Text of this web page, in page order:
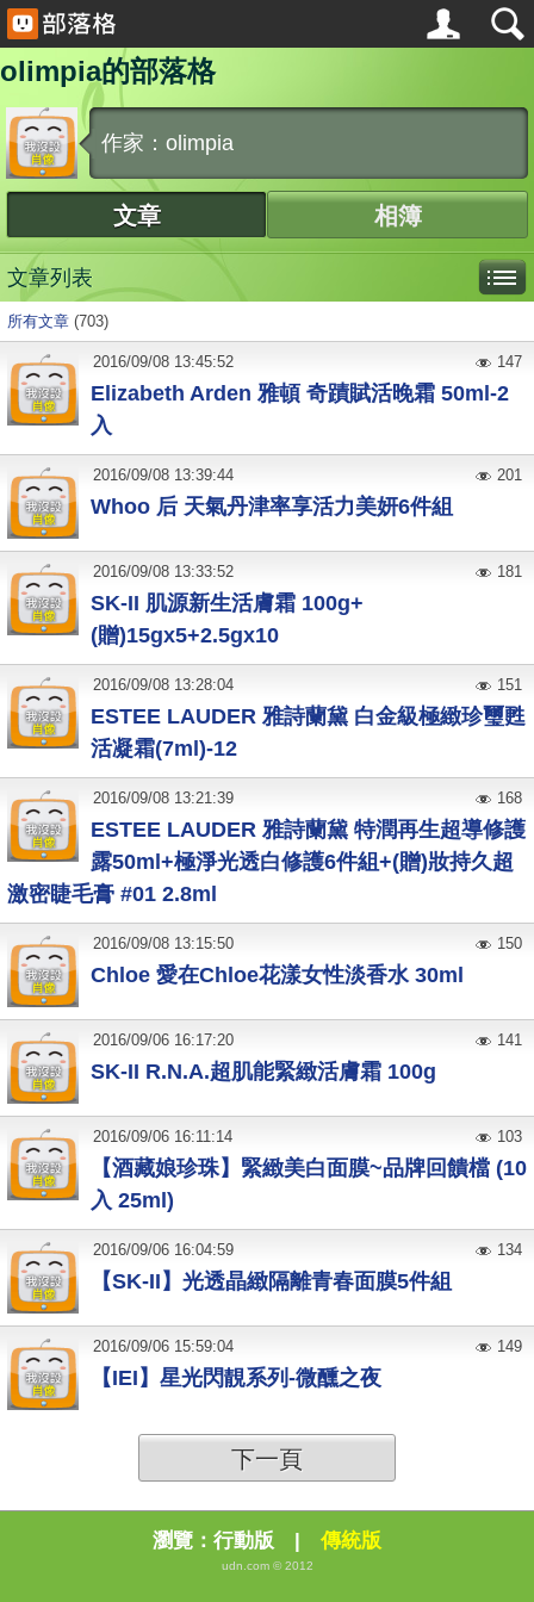
olimpia的部落格
作家：olimpia
文章 相簿
文章列表
所有文章 (703)
Elizabeth Arden 雅頓 奇蹟賦活晚霜 50ml-2
入
2016/09/08 13:45:52 147
Whoo 后 天氣丹津率享活力美妍6件組
2016/09/08 13:39:44 201
SK-II 肌源新生活膚霜 100g+
(贈)15gx5+2.5gx10
2016/09/08 13:33:52 181
ESTEE LAUDER 雅詩蘭黛 白金級極緻珍璽甦
活凝霜(7ml)-12
2016/09/08 13:28:04 151
ESTEE LAUDER 雅詩蘭黛 特潤再生超導修護
露50ml+極淨光透白修護6件組+(贈)妝持久超
激密睫毛膏 #01 2.8ml
2016/09/08 13:21:39 168
Chloe 愛在Chloe花漾女性淡香水 30ml
2016/09/08 13:15:50 150
SK-II R.N.A.超肌能緊緻活膚霜 100g
2016/09/06 16:17:20 141
【酒藏娘珍珠】緊緻美白面膜~品牌回饋檔 (10
入 25ml)
2016/09/06 16:11:14 103
【SK-II】光透晶緻隔離青春面膜5件組
2016/09/06 16:04:59 134
【IEI】星光閃靚系列-微醺之夜
2016/09/06 15:59:04 149
下一頁
瀏覽： 行動版 | 傳統版
udn.com © 2012